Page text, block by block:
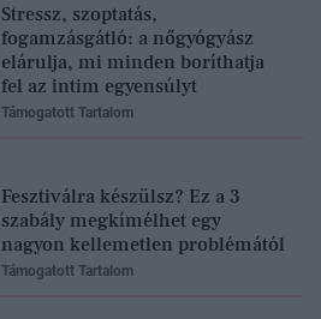
Stressz, szoptatás,
fogamzásgátló: a nőgyógyász
elárulja, mi minden boríthatja
fel az intim egyensúlyt
Támogatott Tartalom
Fesztiválra készülsz? Ez a 3
szabály megkímélhet egy
nagyon kellemetlen problémától
Támogatott Tartalom